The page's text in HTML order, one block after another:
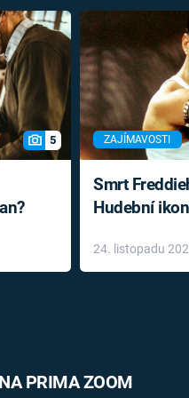
5 ZAJÍMAVOSTI
Smrt
Hudební
léky
24. listopadu
PRIMA ZOOM